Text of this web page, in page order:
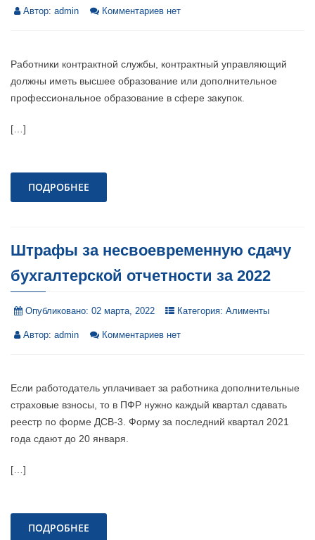
Автор: admin Комментариев нет
Работники контрактной службы, контрактный управляющий
должны иметь высшее образование или дополнительное
профессиональное образование в сфере закупок.
[…]
ПОДРОБНЕЕ
Штрафы за несвоевременную сдачу
бухгалтерской отчетности за 2022
Опубликовано: 02 марта, 2022 Категория: Алименты
Автор: admin Комментариев нет
Если работодатель уплачивает за работника дополнительные
страховые взносы, то в ПФР нужно каждый квартал сдавать
реестр по форме ДСВ-3. Форму за последний квартал 2021
года сдают до 20 января.
[…]
ПОДРОБНЕЕ